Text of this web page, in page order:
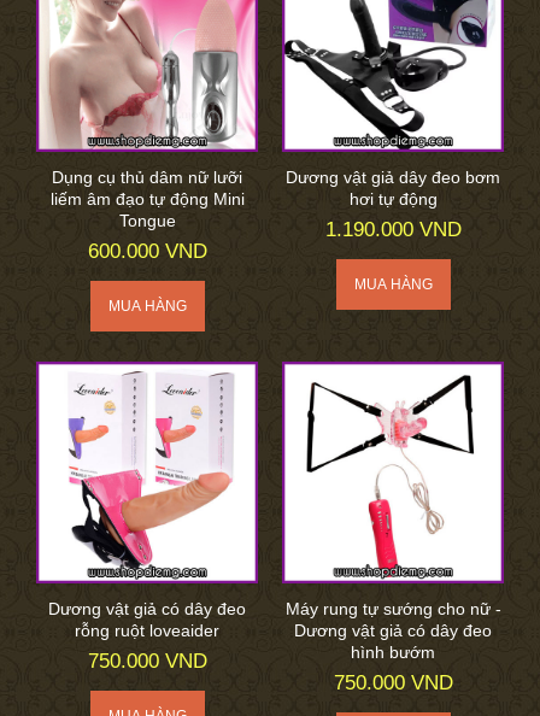
Dụng cụ thủ dâm nữ lưỡi
liếm âm đạo tự động Mini
Tongue
600.000 VND
Dương vật giả dây đeo bơm
hơi tự động
1.190.000 VND
Dương vật giả có dây đeo
rỗng ruột loveaider
750.000 VND
Máy rung tự sướng cho nữ -
Dương vật giả có dây đeo
hình bướm
750.000 VND